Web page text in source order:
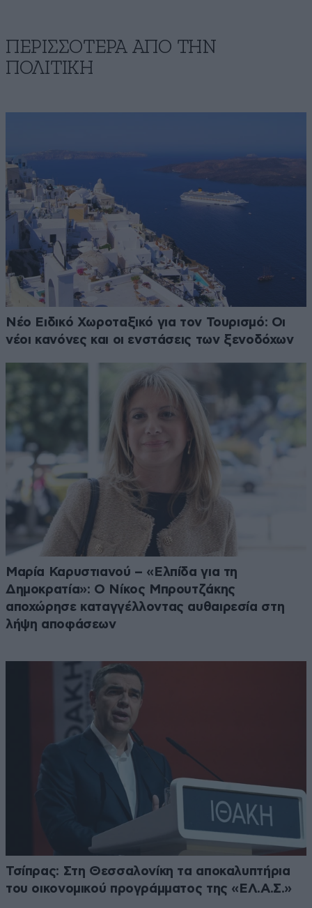
ΠΕΡΙΣΣΟΤΕΡΑ ΑΠΟ ΤΗΝ
ΠΟΛΙΤΙΚΗ
Νέο Ειδικό Χωροταξικό για τον Τουρισμό: Οι
νέοι κανόνες και οι ενστάσεις των ξενοδόχων
Μαρία Καρυστιανού – «Ελπίδα για τη
Δημοκρατία»: Ο Νίκος Μπρουτζάκης
αποχώρησε καταγγέλλοντας αυθαιρεσία στη
λήψη αποφάσεων
Τσίπρας: Στη Θεσσαλονίκη τα αποκαλυπτήρια
του οικονομικού προγράμματος της «ΕΛ.Α.Σ.»